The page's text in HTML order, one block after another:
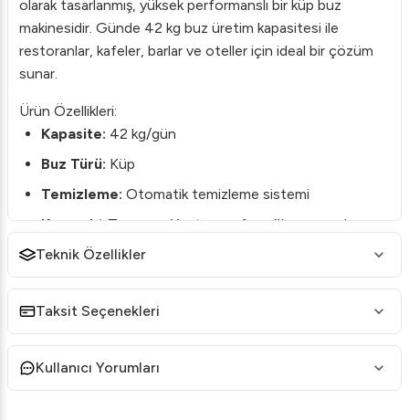
olarak tasarlanmış, yüksek performanslı bir küp buz
makinesidir. Günde 42 kg buz üretim kapasitesi ile
restoranlar, kafeler, barlar ve oteller için ideal bir çözüm
sunar.
Ürün Özellikleri:
Kapasite: 42 kg/gün
Buz Türü: Küp
Temizleme: Otomatik temizleme sistemi
Kompakt Tasarım:Yer tasarrufu sağlayan modern ve
şık dizayn
Enerji Verimliliği:Düşük enerji tüketimi ile çevre
Brema CB 416 HC B-QUBE, kullanışlı otomatik
temizleme sistemi sayesinde bakım süresini en aza indirir
Teknik Özellikler
Taksit Seçenekleri
Kullanıcı Yorumları